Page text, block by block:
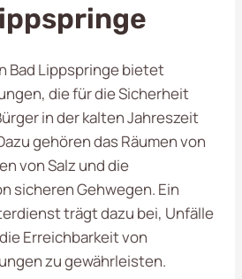
Bad Lippspringe bietet
die für die Sicherheit
in der kalten Jahreszeit
gehören das Räumen von
von Salz und die
sicheren Gehwegen. Ein
trägt dazu bei, Unfälle
Erreichbarkeit von
zu gewährleisten.